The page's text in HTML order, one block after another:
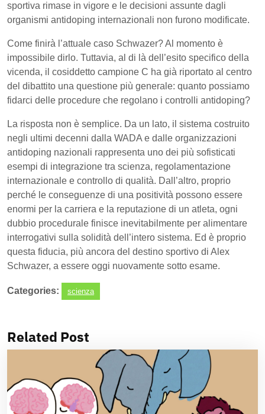
sportiva rimase in vigore e le decisioni assunte dagli
organismi antidoping internazionali non furono modificate.
Come finirà l’attuale caso Schwazer? Al momento è
impossibile dirlo. Tuttavia, al di là dell’esito specifico della
vicenda, il cosiddetto campione C ha già riportato al centro
del dibattito una questione più generale: quanto possiamo
fidarci delle procedure che regolano i controlli antidoping?
La risposta non è semplice. Da un lato, il sistema costruito
negli ultimi decenni dalla WADA e dalle organizzazioni
antidoping nazionali rappresenta uno dei più sofisticati
esempi di integrazione tra scienza, regolamentazione
internazionale e controllo di qualità. Dall’altro, proprio
perché le conseguenze di una positività possono essere
enormi per la carriera e la reputazione di un atleta, ogni
dubbio procedurale finisce inevitabilmente per alimentare
interrogativi sulla solidità dell’intero sistema. Ed è proprio
questa fiducia, più ancora del destino sportivo di Alex
Schwazer, a essere oggi nuovamente sotto esame.
Categories: scienza
Related Post